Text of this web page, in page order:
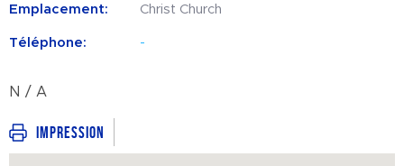
Emplacement: Christ Church
Téléphone: -
N / A
Impression